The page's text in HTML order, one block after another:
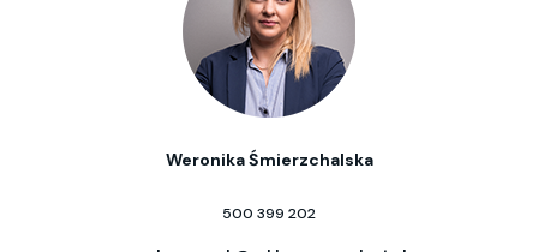
Weronika Śmierzchalska
500 399 202